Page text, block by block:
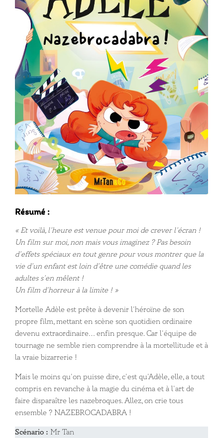
Résumé :
« Et voilà, l’heure est venue pour moi de crever l’écran !
Un film sur moi, non mais vous imaginez ? Pas besoin
d’effets spéciaux en tout genre pour vous montrer que la
vie d’un enfant est loin d’être une comédie quand les
adultes s’en mêlent !
Un film d’horreur à la limite ! »
Mortelle Adèle est prête à devenir l’héroïne de son
propre film, mettant en scène son quotidien ordinaire
devenu extraordinaire… enfin presque. Car l’équipe de
tournage ne semble rien comprendre à la mortellitude et à
la vraie bizarrerie !
Mais le moins qu’on puisse dire, c’est qu’Adèle, elle, a tout
compris en revanche à la magie du cinéma et à l’art de
faire disparaître les nazebroques. Allez, on crie tous
ensemble ? NAZEBROCADABRA !
Scénario : Mr Tan